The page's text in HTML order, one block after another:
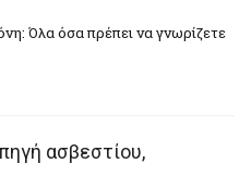
Όλα όσα πρέπει να γνωρίζετε
ασβεστίου,